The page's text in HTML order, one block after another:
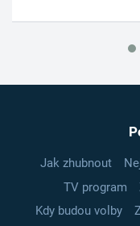
Jak zhubnout
TV program
Kdy budou volby